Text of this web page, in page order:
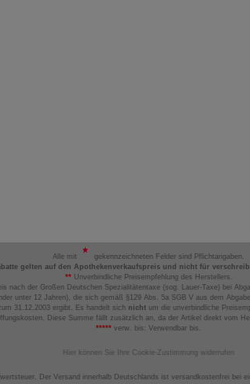
Alle mit
gekennzeichneten Felder sind Pflichtangaben.
gelten auf den Apothekenverkaufspreis und nicht für
**Unverbindliche Preisempfehlung des Herstellers.
nach der Großen Deutschen Spezialitätentaxe (sog. Lauer-Taxe) bei
unter 12 Jahren), die sich gemäß §129 Abs. 5a SGB V aus dem
31.12.2003 ergibt. Es handelt sich nicht um die unverbindliche
Diese Summe fällt zusätzlich an, da der Artikel direkt vom
***** verw. bis: Verwendbar bis.
Hier können Sie Ihre Cookie-Zustimmung widerrufen
Der Versand innerhalb Deutschlands ist versandkostenfrei bei